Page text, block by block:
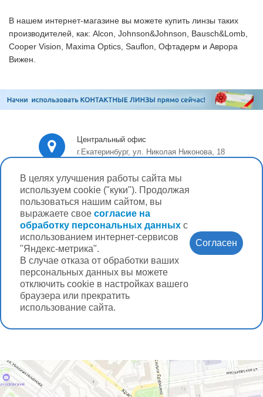
В целях улучшения работы сайта мы
используем cookie ("куки"). Продолжая
пользоваться нашим сайтом, вы
выражаете свое согласие на
обработку персональных данных с
использованием интернет-сервисов
"Яндекс-метрика".
В случае отказа от обработки ваших
персональных данных вы можете
отключить cookie в настройках вашего
браузера или прекратить
использование сайта.
Согласен
В нашем интернет-магазине вы можете купить линзы таких
производителей, как: Alcon, Johnson&Johnson, Bausch&Lomb,
Cooper Vision, Maxima Optics, Sauflon, Офтадерм и Аврора
Вижен.
Центральный офис
г.Екатеринбург, ул. Николая Никонова, 18
Справочная служба
+7 (343) 228-3-888
E-mail
salon7@klinikaglaz.ru